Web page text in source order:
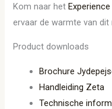
Kom naar het
ervaar de warmte van
Product downloads
Brochure
Handleiding Zeta
Technische